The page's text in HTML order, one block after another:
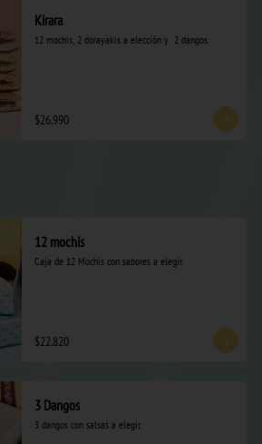
Kirara
12 mochis, 2 dorayakis a elección y  2 dangos.
$26.990
12 mochis
Caja de 12 Mochis con sabores a elegir.
$22.820
3 Dangos
3 dangos con salsas a elegir.